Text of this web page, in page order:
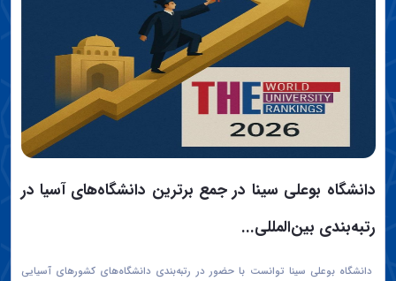
دانشگاه بوعلی سینا در جمع برترین دانشگاه‌های آسیا در
رتبه‌بندی بین‌المللی...
دانشگاه بوعلی سینا توانست با حضور در رتبه‌بندی دانشگاه‌های کشورهای آسیایی